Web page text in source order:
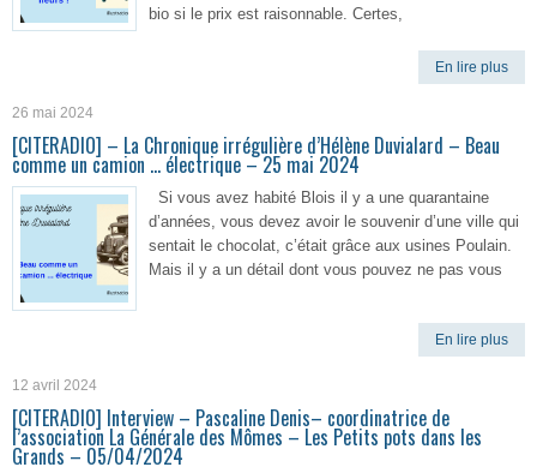
bio si le prix est raisonnable. Certes,
En lire plus
26 mai 2024
[CITERADIO] – La Chronique irrégulière d’Hélène Duvialard – Beau
comme un camion … électrique – 25 mai 2024
Si vous avez habité Blois il y a une quarantaine
d’années, vous devez avoir le souvenir d’une ville qui
sentait le chocolat, c’était grâce aux usines Poulain.
Mais il y a un détail dont vous pouvez ne pas vous
En lire plus
12 avril 2024
[CITERADIO] Interview – Pascaline Denis– coordinatrice de
l’association La Générale des Mômes – Les Petits pots dans les
Grands – 05/04/2024